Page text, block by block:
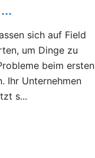
...
sich auf Field
um Dinge zu
beim ersten
Ihr Unternehmen
s...